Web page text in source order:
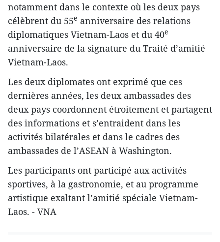
notamment dans le contexte où les deux pays
célèbrent du 55e anniversaire des relations
diplomatiques Vietnam-Laos et du 40e
anniversaire de la signature du Traité d’amitié
Vietnam-Laos.
Les deux diplomates ont exprimé que ces
dernières années, les deux ambassades des
deux pays coordonnent étroitement et partagent
des informations et s’entraident dans les
activités bilatérales et dans le cadres des
ambassades de l’ASEAN à Washington.
Les participants ont participé aux activités
sportives, à la gastronomie, et au programme
artistique exaltant l’amitié spéciale Vietnam-
Laos. - VNA